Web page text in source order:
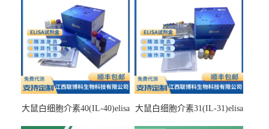
大鼠白细胞介素40(IL-40)elisa
大鼠白细胞介素31(IL-31)elisa